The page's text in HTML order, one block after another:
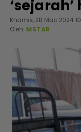
Khamis, 28 Mac 2024
Oleh: MSTAR